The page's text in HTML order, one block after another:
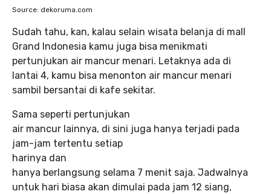
Source: dekoruma.com
Sudah tahu, kan, kalau selain wisata belanja di mall
Grand Indonesia kamu juga bisa menikmati
pertunjukan air mancur menari. Letaknya ada di
lantai 4, kamu bisa menonton air mancur menari
sambil bersantai di kafe sekitar.
Sama seperti pertunjukan
air mancur lainnya, di sini juga hanya terjadi pada
jam-jam tertentu setiap
harinya dan
hanya berlangsung selama 7 menit saja. Jadwalnya
untuk hari biasa akan dimulai pada jam 12 siang,